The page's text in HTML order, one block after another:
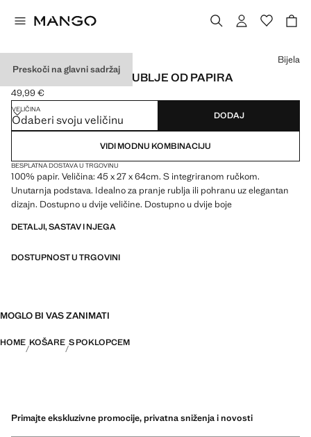
Preskoči na glavni sadržaj
VELIKA KOŠARA ZA RUBLJE OD PAPIRA
Trenutačna cijena [49,99 € ]
49,99 €
Odaberite boju
Bijela
VELIČINA
Odaberi svoju veličinu DODAJ
VIDI MODNU KOMBINACIJU
BESPLATNA DOSTAVA U TRGOVINU
100% papir. Veličina: 45 x 27 x 64cm. S integriranom ručkom.
Unutarnja podstava. Idealno za pranje rublja ili pohranu uz elegantan
dizajn. Dostupno u dvije veličine. Dostupno u dvije boje
DETALJI, SASTAV I NJEGA
DOSTUPNOST U TRGOVINI
MOGLO BI VAS ZANIMATI
HOME KOŠARE S POKLOPCEM
Primajte ekskluzivne promocije, privatna sniženja i novosti